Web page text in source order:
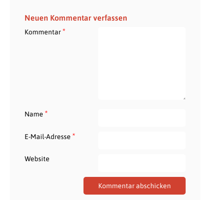
Neuen Kommentar verfassen
Kommentar*
Name *
E-Mail-Adresse *
Website